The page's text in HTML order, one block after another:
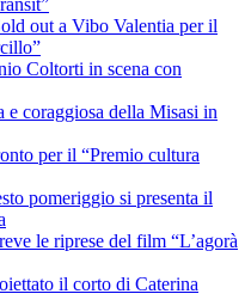
out a Vibo Valentia per il
Coltorti in scena con
coraggiosa della Misasi in
per il “Premio cultura
pomeriggio si presenta il
le riprese del film “L’agorà
il corto di Caterina